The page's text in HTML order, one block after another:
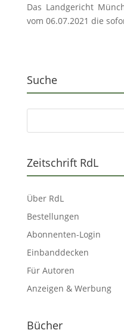
Das Landgericht
vom 06.07.2021 die
Suche
Zeitschrift RdL
Über RdL
Bestellungen
Abonnenten-Login
Einbanddecken
Für Autoren
Anzeigen & Werbung
Bücher